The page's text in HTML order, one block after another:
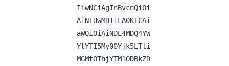
IiwNCiAgInBvcnQiOi
AiNTUwMDIiLA0KICAi
aWQiOiAiNDE4MDQ4YW
YtYTI5My00Yjk5LTli
MGMtOThjYTM1ODBkZD